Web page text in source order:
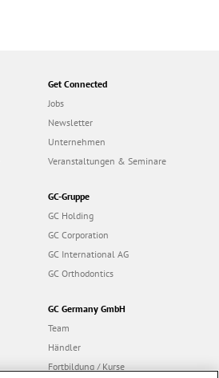
Get Connected
Jobs
Newsletter
Unternehmen
Veranstaltungen & Seminare
GC-Gruppe
GC Holding
GC Corporation
GC International AG
GC Orthodontics
GC Germany GmbH
Team
Händler
Fortbildung / Kurse